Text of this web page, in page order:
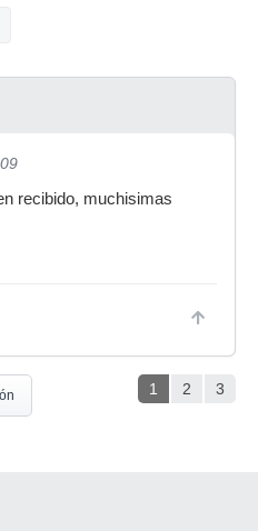
recibido, muchisimas
1 2 3